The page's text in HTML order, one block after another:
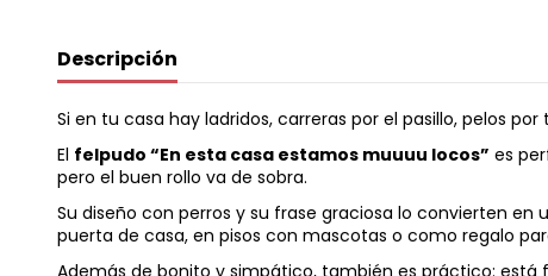
Descripción
Si en tu casa hay ladridos, carreras por el pasillo, pelos
El felpudo “En esta casa estamos muuuu locos” es
pero el buen rollo va de sobra.
Su diseño con perros y su frase graciosa lo convierten en
puerta de casa, en pisos con mascotas o como regalo